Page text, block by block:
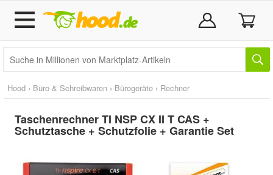
Hood › Büro & Schreibwaren › Bürogeräte › Rechner
Taschenrechner TI NSP CX II T CAS +
Schutztasche + Schutzfolie + Garantie Set